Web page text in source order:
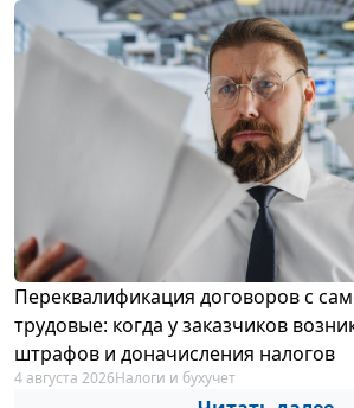
Переквалификация договоров с
трудовые: когда у заказчиков
штрафов и доначисления налогов
4 августа 2026Налоги и бухучет